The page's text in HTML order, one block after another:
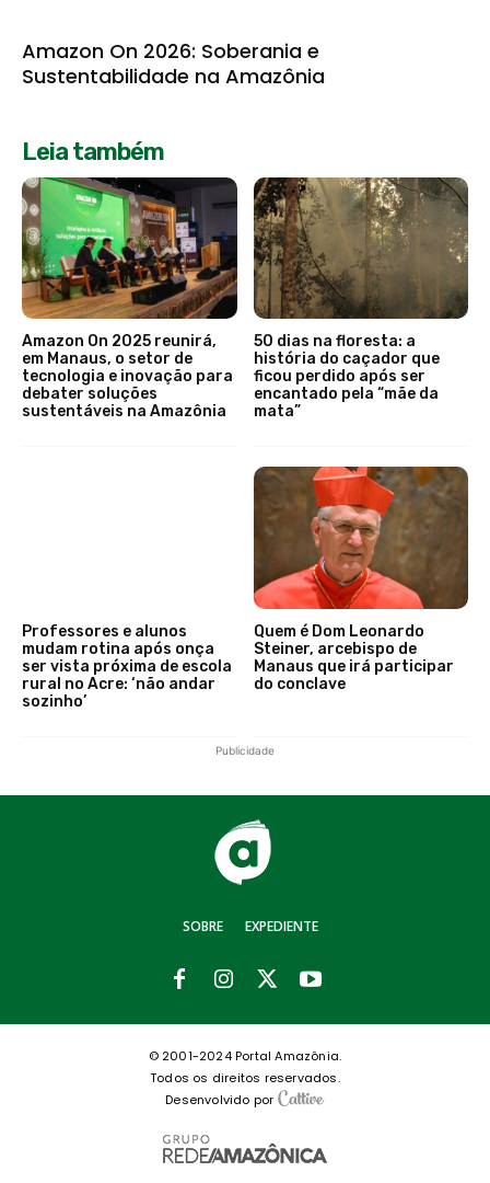
Amazon On 2026: Soberania e
Sustentabilidade na Amazônia
Leia também
Amazon On 2025 reunirá,
em Manaus, o setor de
tecnologia e inovação para
debater soluções
sustentáveis na Amazônia
50 dias na floresta: a
história do caçador que
ficou perdido após ser
encantado pela “mãe da
mata”
Professores e alunos
mudam rotina após onça
ser vista próxima de escola
rural no Acre: ‘não andar
sozinho’
Quem é Dom Leonardo
Steiner, arcebispo de
Manaus que irá participar
do conclave
Publicidade
SOBRE EXPEDIENTE
© 2001-2024 Portal Amazônia.
Todos os direitos reservados.
Desenvolvido por